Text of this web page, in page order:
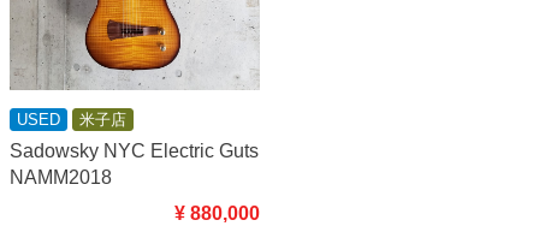
USED 米子店
Sadowsky NYC Electric Guts
NAMM2018
¥ 880,000